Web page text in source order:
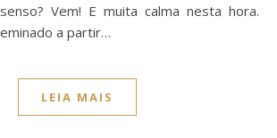
Vem! E muita calma nesta hora.
a partir…
LEIA MAIS